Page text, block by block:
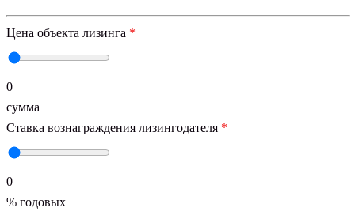
Цена объекта лизинга *
0
сумма
Ставка вознаграждения лизингодателя *
0
% годовых